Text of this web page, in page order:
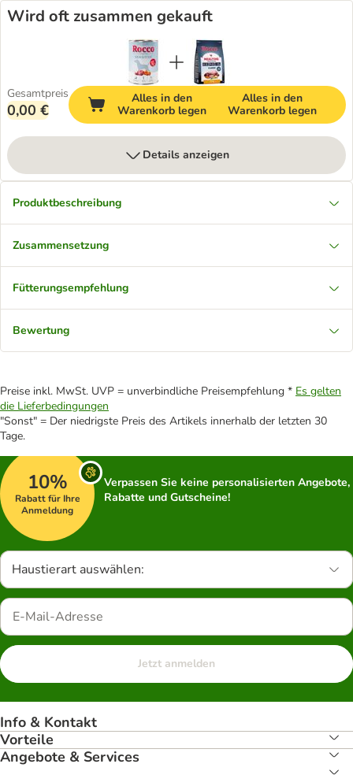
Wird oft zusammen gekauft
Gesamtpreis
0,00 €
Alles in den
Warenkorb legen
Alles in den
Warenkorb legen
Details anzeigen
Produktbeschreibung
Zusammensetzung
Fütterungsempfehlung
Bewertung
Preise inkl. MwSt. UVP = unverbindliche Preisempfehlung * Es gelten
die Lieferbedingungen
"Sonst" = Der niedrigste Preis des Artikels innerhalb der letzten 30
Tage.
10%
Rabatt für Ihre
Anmeldung
Verpassen Sie keine personalisierten Angebote,
Rabatte und Gutscheine!
Haustierart auswählen:
Jetzt anmelden
Info & Kontakt
Vorteile
Angebote & Services